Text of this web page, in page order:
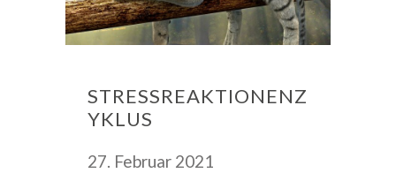
STRESSREAKTIONENZ
YKLUS
27. Februar 2021